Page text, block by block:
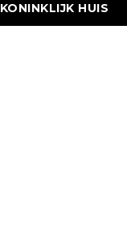
KONINKLIJK HUIS